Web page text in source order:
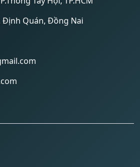
Định Quán, Đồng Nai